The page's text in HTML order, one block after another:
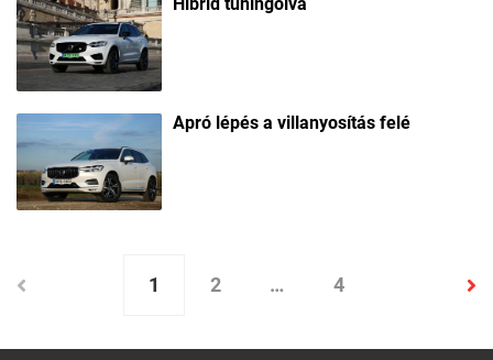
Apró lépés a villanyosítás felé
1 2 … 4